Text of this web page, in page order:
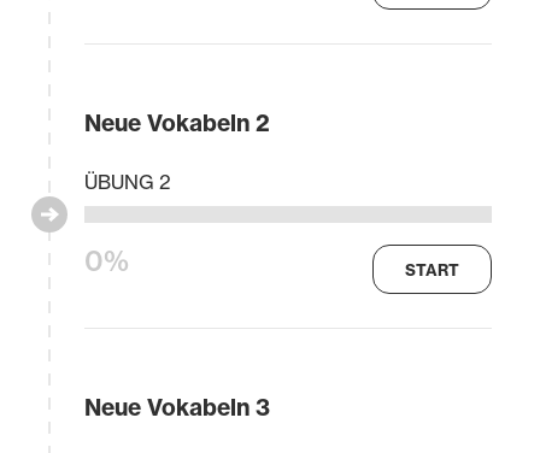
Neue Vokabeln 2
0%
ÜBUNG 2
START
Neue Vokabeln 3